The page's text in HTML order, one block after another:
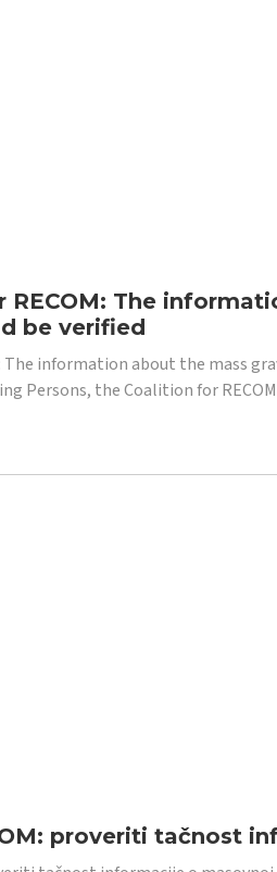
RECOM: The
be verified
The information about the mass
Persons, the Coalition for
proveriti tačnost